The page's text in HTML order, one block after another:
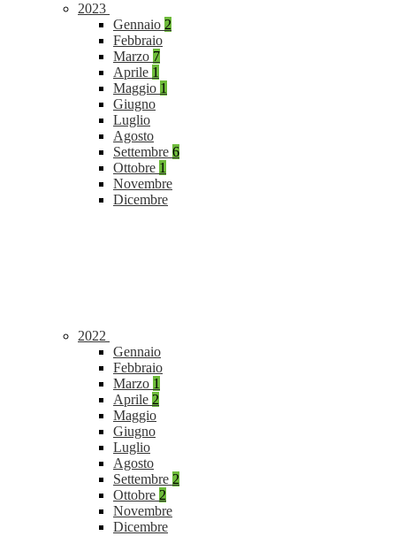
2023
Gennaio 2
Febbraio
Marzo 7
Aprile 1
Maggio 1
Giugno
Luglio
Agosto
Settembre 6
Ottobre 1
Novembre
Dicembre
2022
Gennaio
Febbraio
Marzo 1
Aprile 2
Maggio
Giugno
Luglio
Agosto
Settembre 2
Ottobre 2
Novembre
Dicembre